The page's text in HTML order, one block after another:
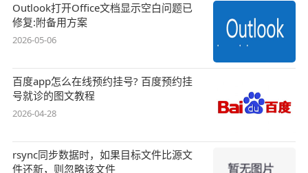
Outlook打开Office文档显示空白问题已
修复:附备用方案
2026-05-06
百度app怎么在线预约挂号? 百度预约挂
号就诊的图文教程
2026-04-28
rsync同步数据时，如果目标文件比源文
件还新，则忽略该文件